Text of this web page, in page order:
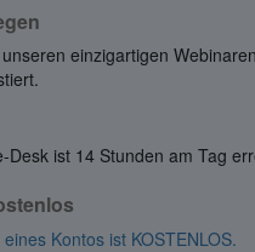
einzigartigen
Desk ist 14 Stunden am Tag
Kontos ist KOSTENLOS.